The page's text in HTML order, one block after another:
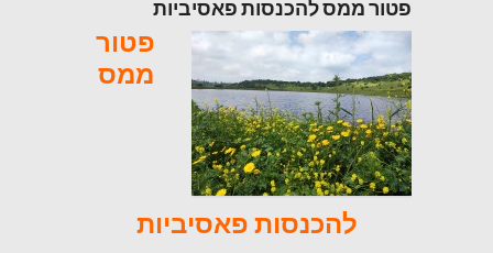
פטור ממס להכנסות פאסיביות
פטור
ממס
להכנסות פאסיביות